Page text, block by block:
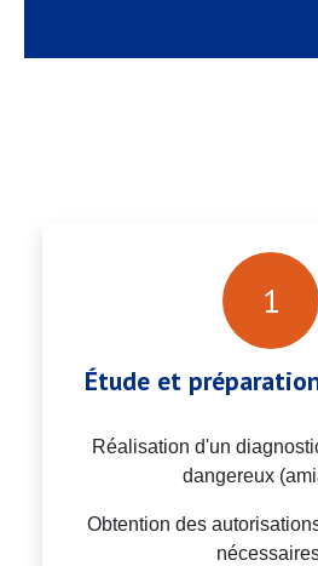
1
Étude et
Réalisation d'un
dangereux
Obtention des